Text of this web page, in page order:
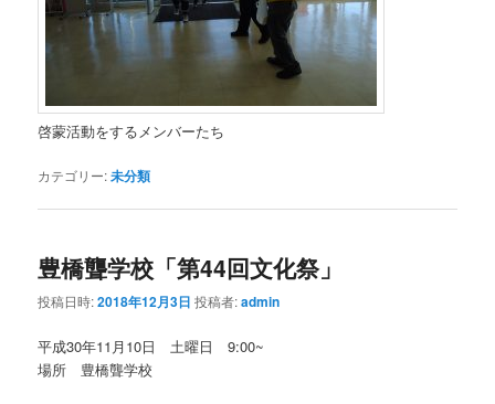
啓蒙活動をするメンバーたち
カテゴリー:未分類
豊橋聾学校「第44回文化祭」
投稿日時:2018年12月3日 投稿者:admin
平成30年11月10日 土曜日 9:00~
場所 豊橋聾学校